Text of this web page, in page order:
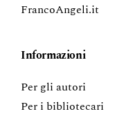
FrancoAngeli.it
Informazioni
Per gli autori
Per i bibliotecari